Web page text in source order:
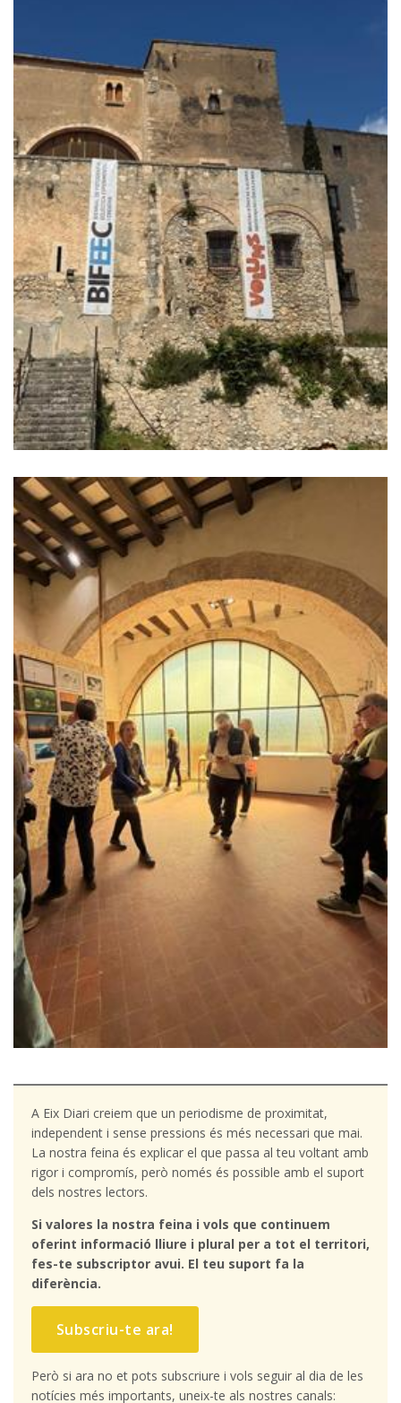
A Eix Diari creiem que un periodisme de proximitat,
independent i sense pressions és més necessari que mai.
La nostra feina és explicar el que passa al teu voltant amb
rigor i compromís, però només és possible amb el suport
dels nostres lectors.
Si valores la nostra feina i vols que continuem
oferint informació lliure i plural per a tot el territori,
fes-te subscriptor avui. El teu suport fa la
diferència.
Subscriu-te ara!
Però si ara no et pots subscriure i vols seguir al dia de les
notícies més importants, uneix-te als nostres canals: